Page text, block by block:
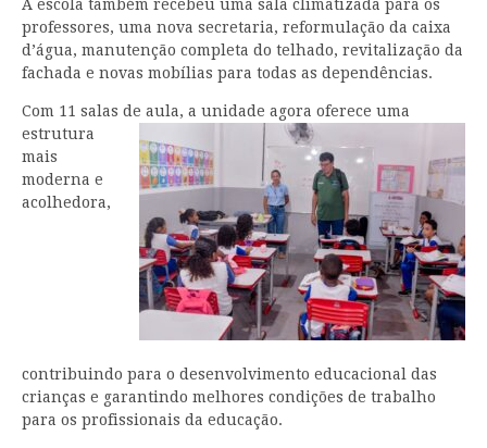
A escola também recebeu uma sala climatizada para os
professores, uma nova secretaria, reformulação da caixa
d’água, manutenção completa do telhado, revitalização da
fachada e novas mobílias para todas as dependências.
Com 11 salas de aula, a unidade agora oferece uma
estrutura
mais
moderna e
acolhedora,
contribuindo para o desenvolvimento educacional das
crianças e garantindo melhores condições de trabalho
para os profissionais da educação.